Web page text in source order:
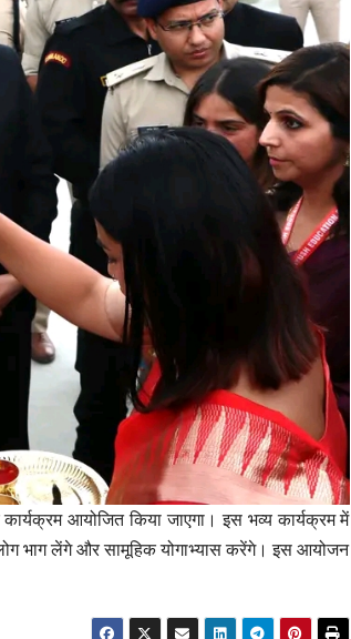
आयोजित किया जाएगा। इस भव्य कार्यक्रम में
भाग लेंगे और सामूहिक योगाभ्यास करेंगे। इस आयोजन